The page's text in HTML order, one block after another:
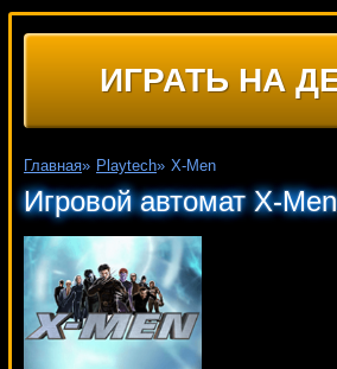
ИГРАТЬ НА
Главная» Playtech» X-Men
Игровой автомат X-Men